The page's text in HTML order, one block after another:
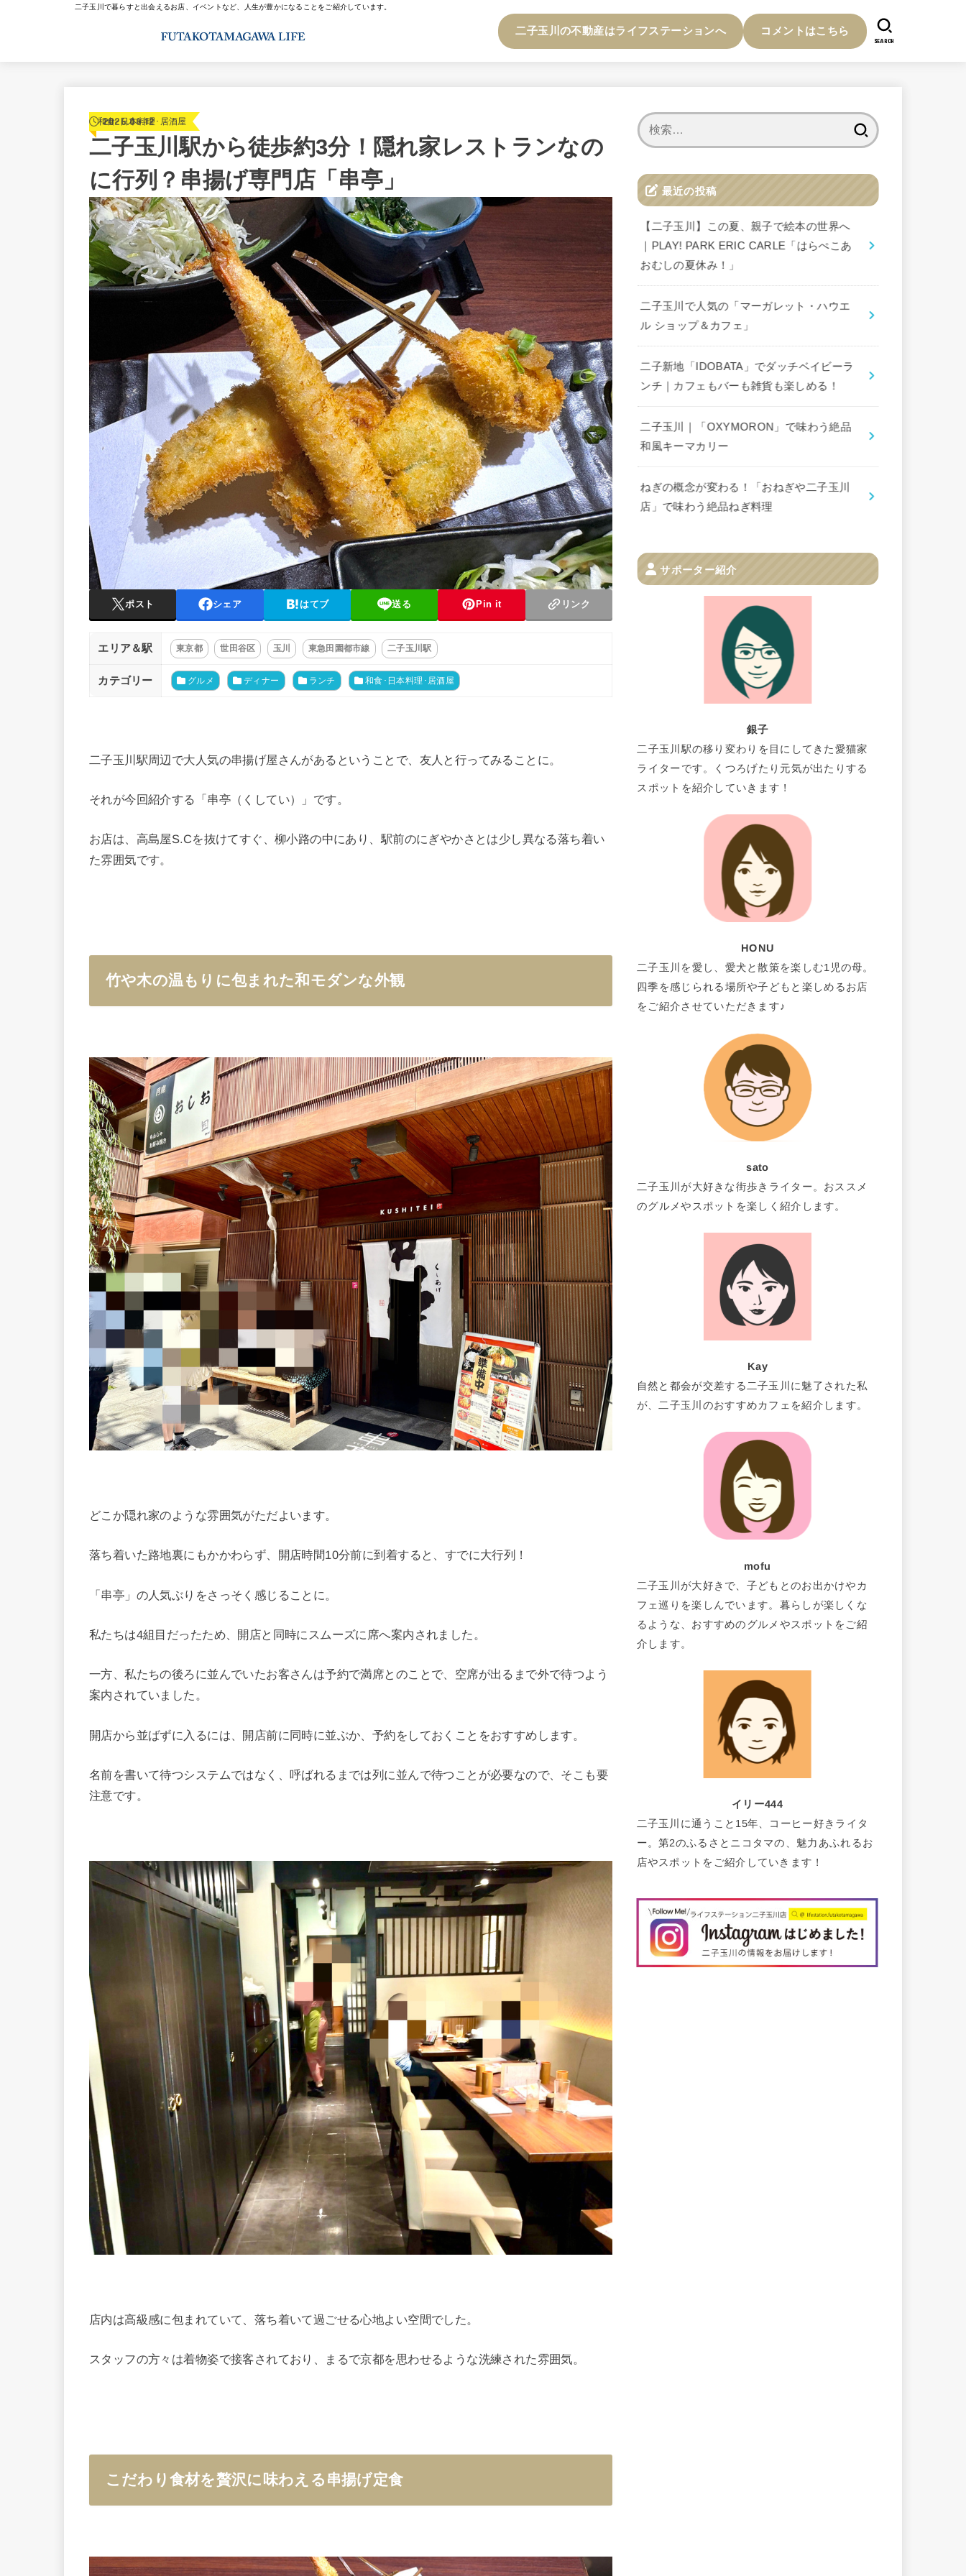
二子玉川で暮らすと出会えるお店、イベントなど、人生が豊かになることをご紹介しています。
二子玉川の不動産はライフステーションへ コメントはこちら
SEARCH
和食･日本料理･居酒屋
2026.06.12
二子玉川駅から徒歩約3分！隠れ家レストランなの
に行列？串揚げ専門店「串亭」
ポスト シェア はてブ 送る Pin it リンク
エリア＆駅 東京都 世田谷区 玉川 東急田園都市線 二子玉川駅
カテゴリー グルメ ディナー ランチ 和食･日本料理･居酒屋
二子玉川駅周辺で大人気の串揚げ屋さんがあるということで、友人と行ってみることに。
それが今回紹介する「串亭（くしてい）」です。
お店は、高島屋S.Cを抜けてすぐ、柳小路の中にあり、駅前のにぎやかさとは少し異なる落ち着い
た雰囲気です。
竹や木の温もりに包まれた和モダンな外観
どこか隠れ家のような雰囲気がただよいます。
落ち着いた路地裏にもかかわらず、開店時間10分前に到着すると、すでに大行列！
「串亭」の人気ぶりをさっそく感じることに。
私たちは4組目だったため、開店と同時にスムーズに席へ案内されました。
一方、私たちの後ろに並んでいたお客さんは予約で満席とのことで、空席が出るまで外で待つよう
案内されていました。
開店から並ばずに入るには、開店前に同時に並ぶか、予約をしておくことをおすすめします。
名前を書いて待つシステムではなく、呼ばれるまでは列に並んで待つことが必要なので、そこも要
注意です。
店内は高級感に包まれていて、落ち着いて過ごせる心地よい空間でした。
スタッフの方々は着物姿で接客されており、まるで京都を思わせるような洗練された雰囲気。
こだわり食材を贅沢に味わえる串揚げ定食
最近の投稿
【二子玉川】この夏、親子で絵本の世界へ
｜PLAY! PARK ERIC CARLE「はらぺこあ
おむしの夏休み！」
二子玉川で人気の「マーガレット・ハウエ
ル ショップ＆カフェ」
二子新地「IDOBATA」でダッチベイビーラ
ンチ｜カフェもバーも雑貨も楽しめる！
二子玉川｜「OXYMORON」で味わう絶品
和風キーマカリー
ねぎの概念が変わる！「おねぎや二子玉川
店」で味わう絶品ねぎ料理
サポーター紹介
銀子
二子玉川駅の移り変わりを目にしてきた愛猫家
ライターです。くつろげたり元気が出たりする
スポットを紹介していきます！
HONU
二子玉川を愛し、愛犬と散策を楽しむ1児の母。
四季を感じられる場所や子どもと楽しめるお店
をご紹介させていただきます♪
sato
二子玉川が大好きな街歩きライター。おススメ
のグルメやスポットを楽しく紹介します。
Kay
自然と都会が交差する二子玉川に魅了された私
が、二子玉川のおすすめカフェを紹介します。
mofu
二子玉川が大好きで、子どもとのお出かけやカ
フェ巡りを楽しんでいます。暮らしが楽しくな
るような、おすすめのグルメやスポットをご紹
介します。
イリー444
二子玉川に通うこと15年、コーヒー好きライタ
ー。第2のふるさとニコタマの、魅力あふれるお
店やスポットをご紹介していきます！